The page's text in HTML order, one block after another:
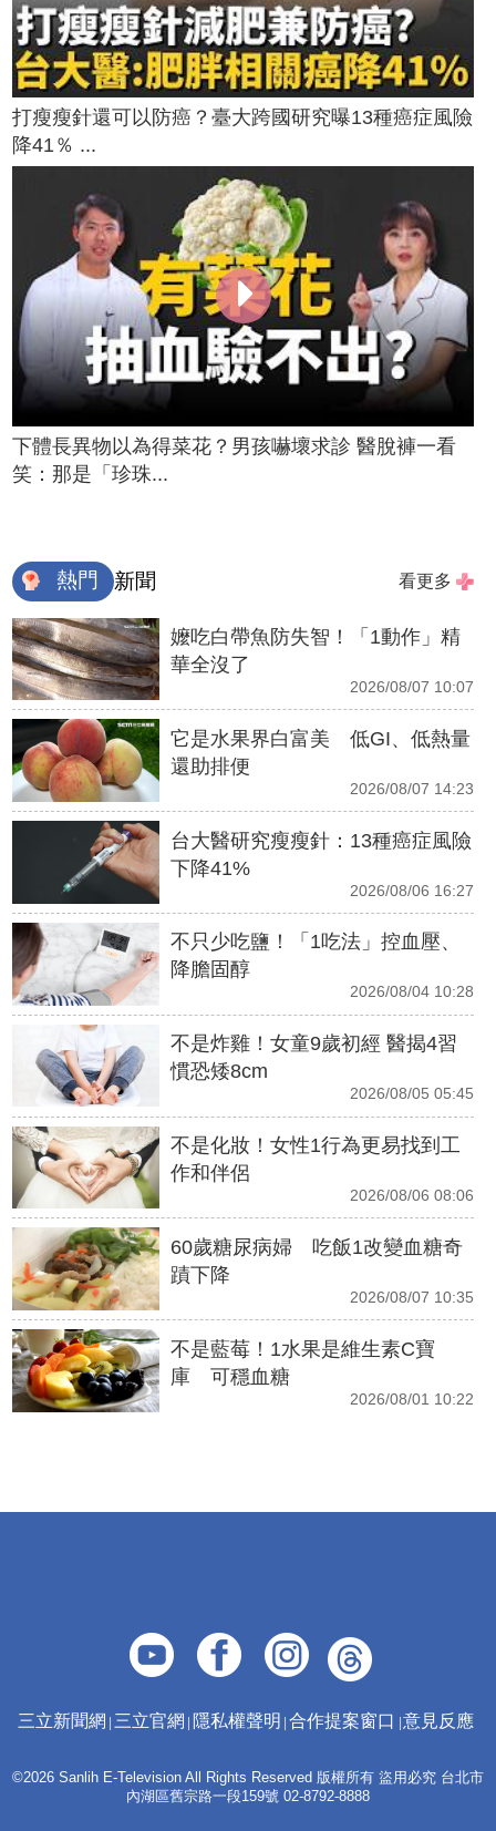
打瘦瘦針還可以防癌？臺大跨國研究曝13種癌症風險
降41％ ...
下體長異物以為得菜花？男孩嚇壞求診 醫脫褲一看
笑：那是「珍珠...
熱門 新聞 看更多
嬤吃白帶魚防失智！「1動作」精
華全沒了
2026/08/07 10:07
它是水果界白富美 低GI、低熱量
還助排便
2026/08/07 14:23
台大醫研究瘦瘦針：13種癌症風險
下降41%
2026/08/06 16:27
不只少吃鹽！「1吃法」控血壓、
降膽固醇
2026/08/04 10:28
不是炸雞！女童9歲初經 醫揭4習
慣恐矮8cm
2026/08/05 05:45
不是化妝！女性1行為更易找到工
作和伴侶
2026/08/06 08:06
60歲糖尿病婦 吃飯1改變血糖奇
蹟下降
2026/08/07 10:35
不是藍莓！1水果是維生素C寶
庫 可穩血糖
2026/08/01 10:22
三立新聞網 三立官網 隱私權聲明 合作提案窗口 意見反應
©2026 Sanlih E-Television All Rights Reserved 版權所有 盜用必究 台北市
內湖區舊宗路一段159號 02-8792-8888